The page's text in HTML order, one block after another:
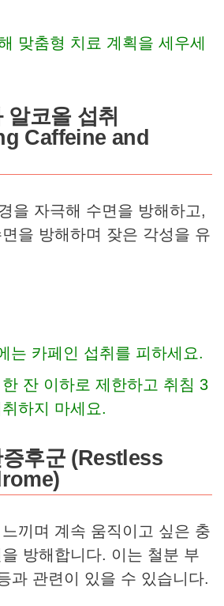
맞춤형 치료 계획을 세우세
알코올 섭취
Caffeine and
을 자극해 수면을 방해하고,
을 방해하며 잦은 각성을 유
는 카페인 섭취를 피하세요.
잔 이하로 제한하고 취침 3
하지 마세요.
후군 (Restless
끼며 계속 움직이고 싶은 충
방해합니다. 이는 철분 부
과 관련이 있을 수 있습니다.